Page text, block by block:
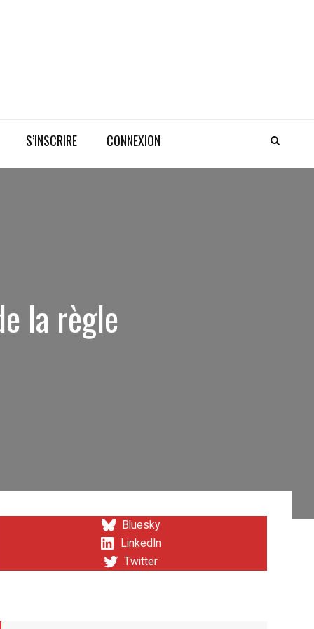
S’INSCRIRE CONNEXION
la règle
Bluesky
LinkedIn
Twitter